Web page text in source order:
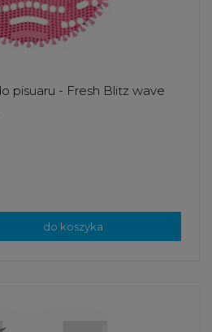
pisuaru - Fresh Blitz wave
do koszyka